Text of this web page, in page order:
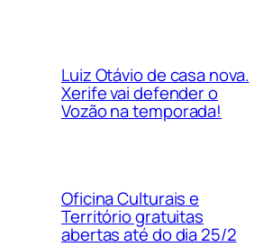
Luiz Otávio de casa nova.
Xerife vai defender o
Vozão na temporada!
Oficina Culturais e
Território gratuitas
abertas até do dia 25/2